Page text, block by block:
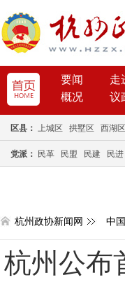
要闻 走
概况
议
区县： 上城区 拱墅区 西湖区
党派： 民革 民盟 民建 民进
杭州政协新闻网 中
杭州公布